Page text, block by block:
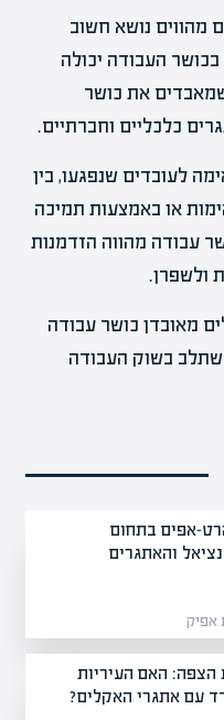
מהווים נושא חשוב
העבודה יכולה
את כושר
כלכליים וחברתיים.
לעובדים שנפגעו, בין
או באמצעות תמיכה
עבודה מהווה הזדמנות
ולשפרן.
מאובדן כושר עבודה
בשוק העבודה
אפים בתחום
והאתגרים
האם העיריות
עם אתגרי האקלים?